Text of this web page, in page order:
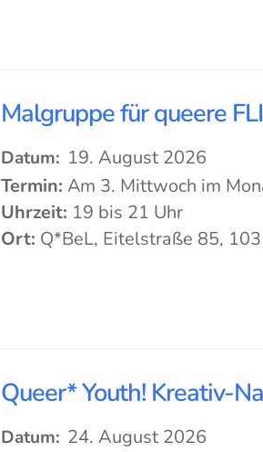
Malgruppe für queere
Datum: 19. August 2026
Termin: Am 3. Mittwoch im
Uhrzeit: 19 bis 21 Uhr
Ort: Q*BeL, Eitelstraße 85,
Queer* Youth! Kreativ-
Datum: 24. August 2026